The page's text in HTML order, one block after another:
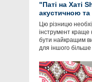
"Паті на Хаті
акустичною та
Цю різницю
інструмент краще
бути найкращим
для іншого більше